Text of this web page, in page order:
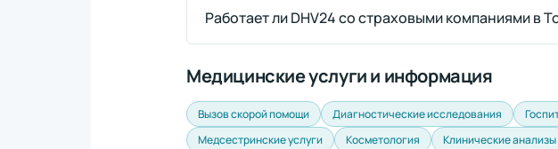
Работает ли DHV24 со страховыми компаниями в
Медицинские услуги и информация
Вызов скорой помощи Диагностические исследования
Медсестринские услуги
Косметология Клинические анализы